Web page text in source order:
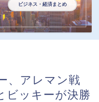
ビジネス・経済まとめ
、アレマン戦
ビッキーが決勝